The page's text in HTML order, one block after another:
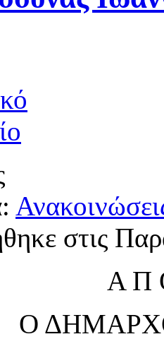
στις
Α Π
Ο